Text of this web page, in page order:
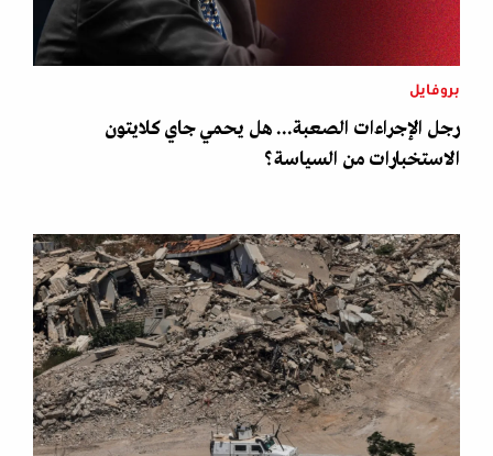
بروفايل
رجل الإجراءات الصعبة... هل يحمي جاي كلايتون
الاستخبارات من السياسة؟